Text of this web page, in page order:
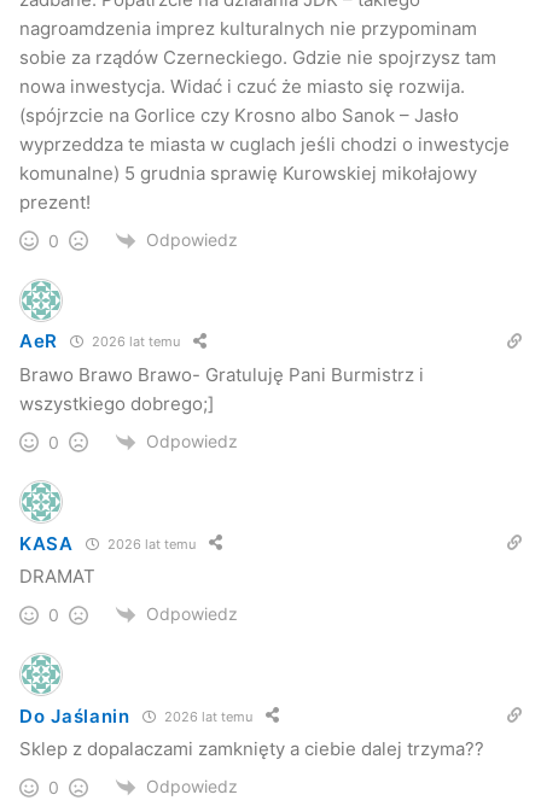
wybory 2010
nagroamdzenia imprez kulturalnych nie przypominam
sobie za rządów Czerneckiego. Gdzie nie spojrzysz tam
nowa inwestycja. Widać i czuć że miasto się rozwija.
(spójrzcie na Gorlice czy Krosno albo Sanok – Jasło
wyprzeddza te miasta w cuglach jeśli chodzi o inwestycje
komunalne) 5 grudnia sprawię Kurowskiej mikołajowy
prezent!
0 Odpowiedz
AeR 2026 lat temu
Brawo Brawo Brawo- Gratuluję Pani Burmistrz i
wszystkiego dobrego;]
0 Odpowiedz
KASA 2026 lat temu
DRAMAT
0 Odpowiedz
Do Jaślanin 2026 lat temu
Sklep z dopalaczami zamknięty a ciebie dalej trzyma??
0 Odpowiedz